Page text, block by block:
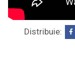
Distribuie: